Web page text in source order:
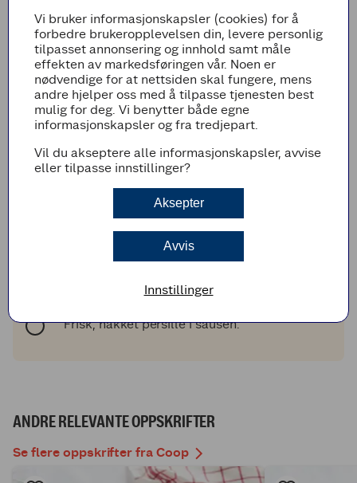
Litt Extra:
klype Frisk, hakket persille
Legg til i handleliste
Fremgangsmetode
Stek bønnemiksen i litt olje på middels høy
varme i en stekepanne i 5-6 minutter.
Frisk, hakket persille i sausen.
ANDRE RELEVANTE OPPSKRIFTER
Se flere oppskrifter fra Coop
Vi bruker informasjonskapsler (cookies) for å
forbedre brukeropplevelsen din, levere personlig
tilpasset annonsering og innhold samt måle
effekten av markedsføringen vår. Noen er
nødvendige for at nettsiden skal fungere, mens
andre hjelper oss med å tilpasse tjenesten best
mulig for deg. Vi benytter både egne
informasjonskapsler og fra tredjepart.
Vil du akseptere alle informasjonskapsler, avvise
eller tilpasse innstillinger?
Aksepter
Avvis
Innstillinger